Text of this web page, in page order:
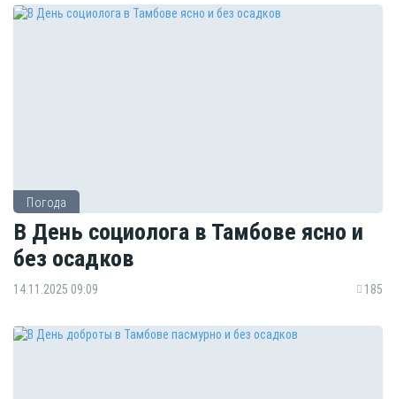
Погода
В День социолога в Тамбове ясно и
без осадков
14.11.2025 09:09 185